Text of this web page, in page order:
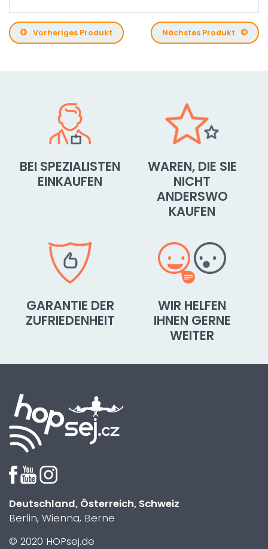
Vorheriges Produkt Nächstes Produkt
BEI SPEZIALISTEN
EINKAUFEN
WAREN, DIE SIE
NICHT
ANDERSWO
KAUFEN
GARANTIE DER
ZUFRIEDENHEIT
WIR HELFEN
IHNEN GERNE
WEITER
Deutschland, Österreich, Schweiz
Berlin, Wienna, Berne
© 2020 HOPsej.de